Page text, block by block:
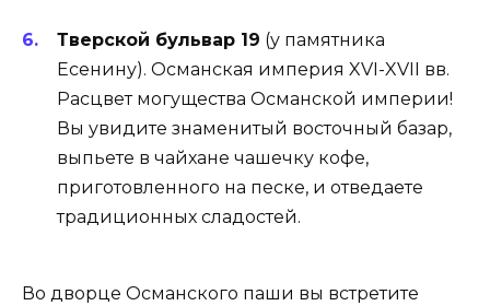
Тверской бульвар 19 (у памятника
Есенину). Османская империя XVI-XVII вв.
Расцвет могущества Османской империи!
Вы увидите знаменитый восточный базар,
выпьете в чайхане чашечку кофе,
приготовленного на песке, и отведаете
традиционных сладостей.
Во дворце Османского паши вы встретите